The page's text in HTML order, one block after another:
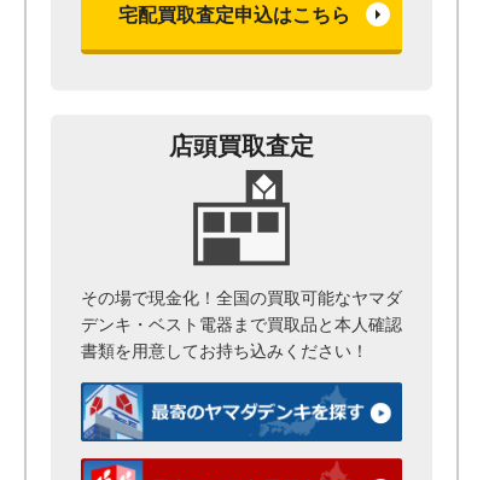
宅配買取査定申込はこちら
店頭買取査定
その場で現金化！全国の買取可能なヤマダ
デンキ・ベスト電器まで買取品と本人確認
書類を用意してお持ち込みください！